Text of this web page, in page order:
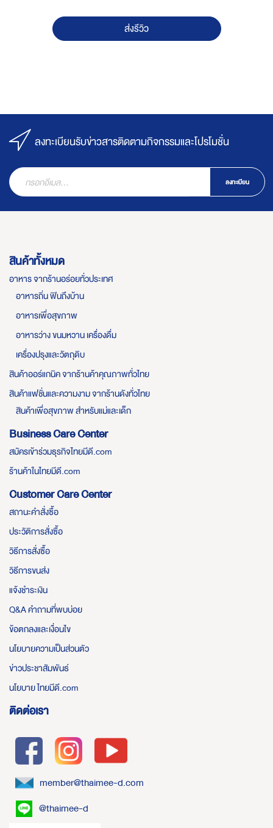
ส่งรีวิว
ลงทะเบียนรับข่าวสารติดตามกิจกรรมและโปรโมชั่น
ลงทะเบียน
สินค้าทั้งหมด
อาหาร จากร้านอร่อยทั่วประเทศ
อาหารถิ่น ฟินถึงบ้าน
อาหารเพื่อสุขภาพ
อาหารว่าง ขนมหวาน เครื่องดื่ม
เครื่องปรุงและวัตถุดิบ
สินค้าออร์แกนิค จากร้านค้าคุณภาพทั่วไทย
สินค้าแฟชั่นและความงาม จากร้านดังทั่วไทย
สินค้าเพื่อสุขภาพ สำหรับแม่และเด็ก
Business Care Center
สมัครเข้าร่วมธุรกิจไทยมีดี.com
ร้านค้าในไทยมีดี.com
Customer Care Center
สถานะคำสั่งซื้อ
ประวัติการสั่งซื้อ
วิธีการสั่งซื้อ
วิธีการขนส่ง
แจ้งชำระเงิน
Q&A คำถามที่พบบ่อย
ข้อตกลงและเงื่อนไข
นโยบายความเป็นส่วนตัว
ข่าวประชาสัมพันธ์
นโยบาย ไทยมีดี.com
ติดต่อเรา
member@thaimee-d.com
@thaimee-d